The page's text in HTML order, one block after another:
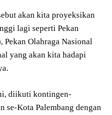
akan kita proyeksikan
lagi seperti Pekan
Olahraga Nasional
yang akan kita hadapi
diikuti kontingen-
se-Kota Palembang dengan